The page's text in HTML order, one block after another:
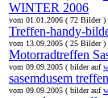
WINTER 2006
vom 01.01.2006 ( 72 Bilder )
Treffen-handy-
vom 13.09.2005 ( 25 Bilder )
Motorradtreffen
vom 09.09.2005 ( bilder auf
sasemdusem treffen
vom 09.09.2005 ( bilder auf